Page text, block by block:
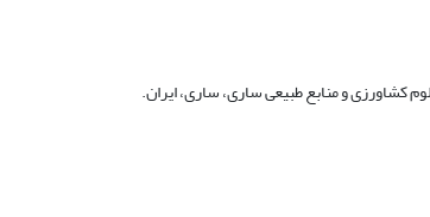
کشاورزی و منابع طبیعی ساری، ساری، ایران.